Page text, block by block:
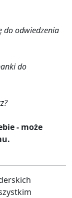
do odwiedzenia
do
- może